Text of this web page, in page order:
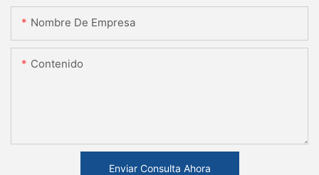
Nombre De Empresa
Contenido
Enviar Consulta Ahora